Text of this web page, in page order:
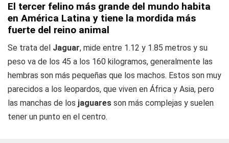
El tercer felino más grande del mundo habita
en América Latina y tiene la mordida más
fuerte del reino animal
Se trata del Jaguar, mide entre 1.12 y 1.85 metros y su
peso va de los 45 a los 160 kilogramos, generalmente las
hembras son más pequeñas que los machos. Estos son muy
parecidos a los leopardos, que viven en África y Asia, pero
las manchas de los jaguares son más complejas y suelen
tener un punto en el centro.